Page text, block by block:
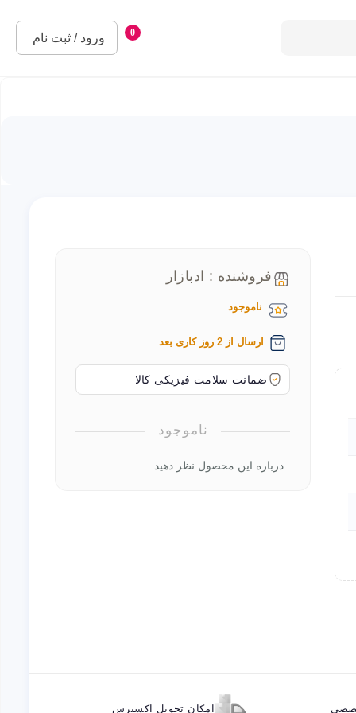
0
ورود / ثبت نام
فروشنده : ادبازار
ناموجود
ارسال از 2 روز کاری بعد
ضمانت سلامت فیزیکی کالا
ناموجود
درباره این محصول نظر دهید
امکان تحویل اکسپرس